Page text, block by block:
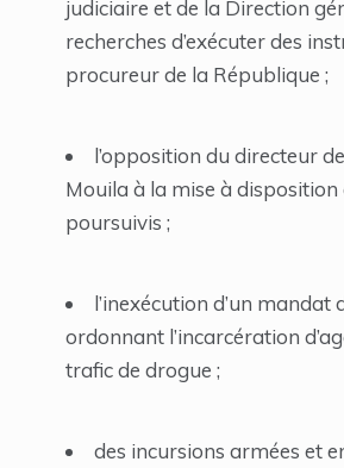
judiciaire et de la Direction
recherches d’exécuter des
procureur de la République ;
l’opposition du directeur
Mouila à la mise à
poursuivis ;
l’inexécution d’un mandat
ordonnant l’incarcération
trafic de drogue ;
des incursions armées et